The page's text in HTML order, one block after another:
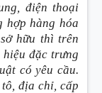
điện thoại
hợp hàng hóa
hữu thì trên
hiệu đặc trưng
có yêu cầu.
địa chỉ, cấp